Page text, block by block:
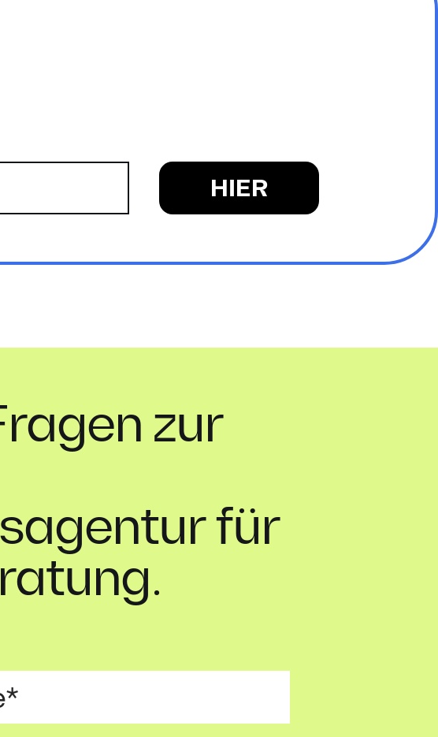
zur
für